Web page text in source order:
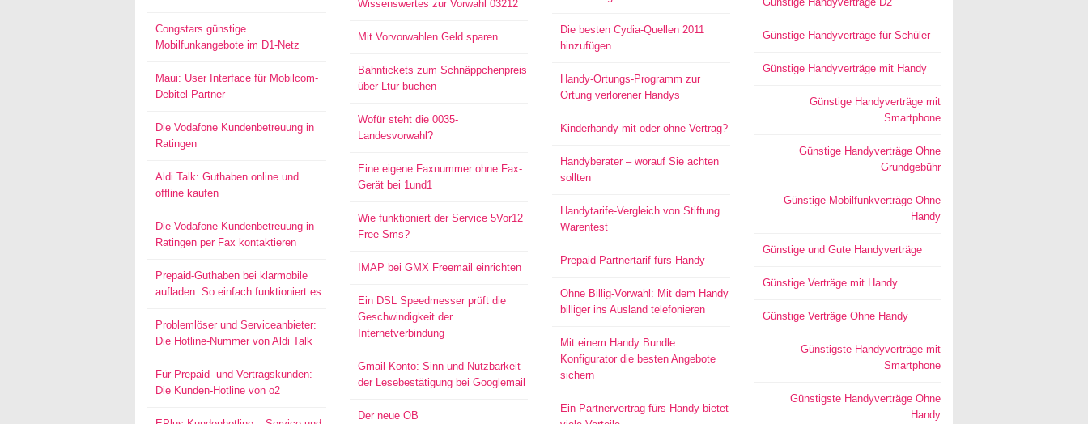
Congstars günstige
Mobilfunkangebote im D1-Netz
Maui: User Interface für Mobilcom-
Debitel-Partner
Die Vodafone Kundenbetreuung in
Ratingen
Aldi Talk: Guthaben online und
offline kaufen
Die Vodafone Kundenbetreuung in
Ratingen per Fax kontaktieren
Prepaid-Guthaben bei klarmobile
aufladen: So einfach funktioniert es
Problemlöser und Serviceanbieter:
Die Hotline-Nummer von Aldi Talk
Für Prepaid- und Vertragskunden:
Die Kunden-Hotline von o2
Wissenswertes zur Vorwahl 03212
Mit Vorvorwahlen Geld sparen
Bahntickets zum Schnäppchenpreis
über Ltur buchen
Wofür steht die 0035-
Landesvorwahl?
Eine eigene Faxnummer ohne Fax-
Gerät bei 1und1
Wie funktioniert der Service 5Vor12
Free Sms?
IMAP bei GMX Freemail einrichten
Ein DSL Speedmesser prüft die
Geschwindigkeit der
Internetverbindung
Gmail-Konto: Sinn und Nutzbarkeit
der Lesebestätigung bei Googlemail
Der neue OB
Die besten Cydia-Quellen 2011
hinzufügen
Handy-Ortungs-Programm zur
Ortung verlorener Handys
Kinderhandy mit oder ohne Vertrag?
Handyberater – worauf Sie achten
sollten
Handytarife-Vergleich von Stiftung
Warentest
Prepaid-Partnertarif fürs Handy
Ohne Billig-Vorwahl: Mit dem Handy
billiger ins Ausland telefonieren
Mit einem Handy Bundle
Konfigurator die besten Angebote
sichern
Ein Partnervertrag fürs Handy bietet
Günstige Handyverträge für Schüler
Günstige Handyverträge mit Handy
Günstige Handyverträge mit
Smartphone
Günstige Handyverträge Ohne
Grundgebühr
Günstige Mobilfunkverträge Ohne
Handy
Günstige und Gute Handyverträge
Günstige Verträge mit Handy
Günstige Verträge Ohne Handy
Günstigste Handyverträge mit
Smartphone
Günstigste Handyverträge Ohne
Handy